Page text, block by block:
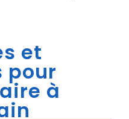
et
pour
à